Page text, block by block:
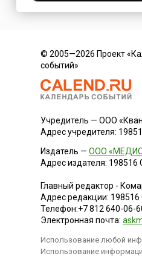
Нигерия
Норвегия
ОАЭ
Оман
Палестина
Перу
Португалия
Румыния
США
Саудовская Аравия
Сербия
© 2005—2026 Проект
событий»
Учредитель — ООО
Адрес учредителя:
Издатель —ООО
Адрес издателя: 198516
Главный редактор -
Адрес редакции: 198516
Телефон:+7 812 640-06-
Электронная почта:
Использование любой
Использование